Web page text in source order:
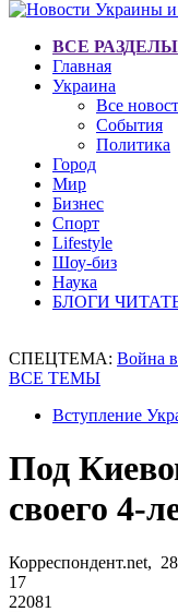
ВСЕ РАЗДЕЛЫ
Главная
Украина
Все
События
Политика
Город
Мир
Бизнес
Спорт
Lifestyle
Шоу-биз
Наука
БЛОГИ
СПЕЦТЕМА: Война
ВСЕ ТЕМЫ
Вступление
Под
своего 4-
Корреспондент.net,
17
22081